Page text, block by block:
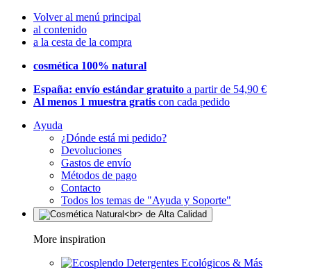
Volver al menú principal
al contenido
a la cesta de la compra
cosmética 100% natural
España: envío estándar gratuito a partir de 54,90 €
Al menos 1 muestra gratis con cada pedido
Ayuda
¿Dónde está mi pedido?
Devoluciones
Gastos de envío
Métodos de pago
Contacto
Todos los temas de "Ayuda y Soporte"
More inspiration
Detergentes Ecológicos & Más